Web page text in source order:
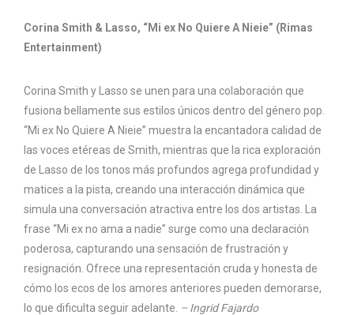
Corina Smith & Lasso, “Mi ex No Quiere A Nieie” (Rimas
Entertainment)
Corina Smith y Lasso se unen para una colaboración que
fusiona bellamente sus estilos únicos dentro del género pop.
“Mi ex No Quiere A Nieie” muestra la encantadora calidad de
las voces etéreas de Smith, mientras que la rica exploración
de Lasso de los tonos más profundos agrega profundidad y
matices a la pista, creando una interacción dinámica que
simula una conversación atractiva entre los dos artistas. La
frase “Mi ex no ama a nadie” surge como una declaración
poderosa, capturando una sensación de frustración y
resignación. Ofrece una representación cruda y honesta de
cómo los ecos de los amores anteriores pueden demorarse,
lo que dificulta seguir adelante. – Ingrid Fajardo